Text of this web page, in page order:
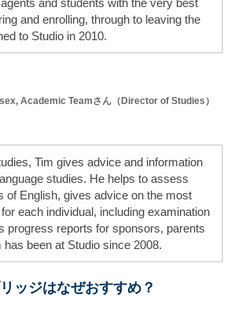
and students with the very best
and enrolling, through to leaving the
to Studio in 2010.
Academic Teamさん（Director of Studies）
Tim gives advice and information
studies. He helps to assess
of English, gives advice on the most
each individual, including examination
progress reports for sponsors, parents
been at Studio since 2008.
ッジはなぜおすすめ？